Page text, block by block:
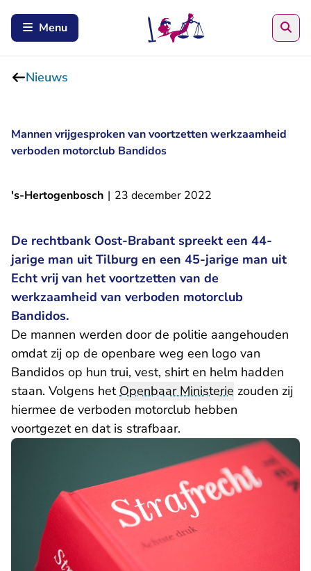
Menu
Nieuws
Mannen vrijgesproken van voortzetten werkzaamheid
verboden motorclub Bandidos
's-Hertogenbosch | 23 december 2022
De rechtbank Oost-Brabant spreekt een 44-
jarige man uit Tilburg en een 45-jarige man uit
Echt vrij van het voortzetten van de
werkzaamheid van verboden motorclub
Bandidos.
De mannen werden door de politie aangehouden
omdat zij op de openbare weg een logo van
Bandidos op hun trui, vest, shirt en helm hadden
staan. Volgens hetOpenbaar Ministerie zouden zij
hiermee de verboden motorclub hebben
voortgezet en dat is strafbaar.